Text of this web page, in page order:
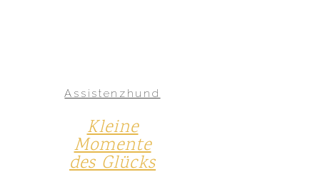
Assistenzhund
Kleine
Momente
des Glücks